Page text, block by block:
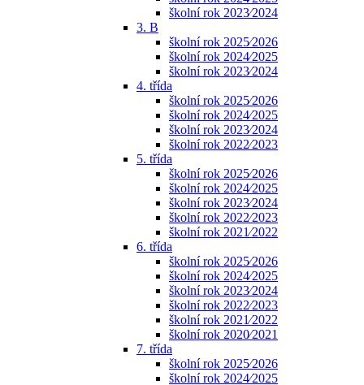
školní rok 2023⁄2024
3. B
školní rok 2025⁄2026
školní rok 2024⁄2025
školní rok 2023⁄2024
4. třída
školní rok 2025⁄2026
školní rok 2024⁄2025
školní rok 2023⁄2024
školní rok 2022⁄2023
5. třída
školní rok 2025⁄2026
školní rok 2024⁄2025
školní rok 2023⁄2024
školní rok 2022⁄2023
školní rok 2021⁄2022
6. třída
školní rok 2025⁄2026
školní rok 2024⁄2025
školní rok 2023⁄2024
školní rok 2022⁄2023
školní rok 2021⁄2022
školní rok 2020⁄2021
7. třída
školní rok 2025⁄2026
školní rok 2024⁄2025